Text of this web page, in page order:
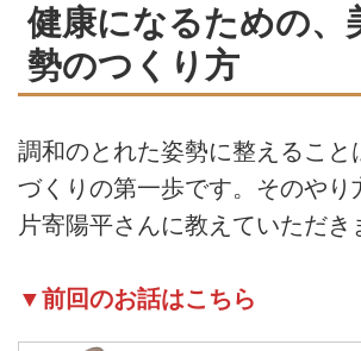
健康になるための、
勢のつくり方
調和のとれた姿勢に整えること
づくりの第一歩です。そのやり
片寄陽平さんに教えていただき
▼前回のお話はこちら